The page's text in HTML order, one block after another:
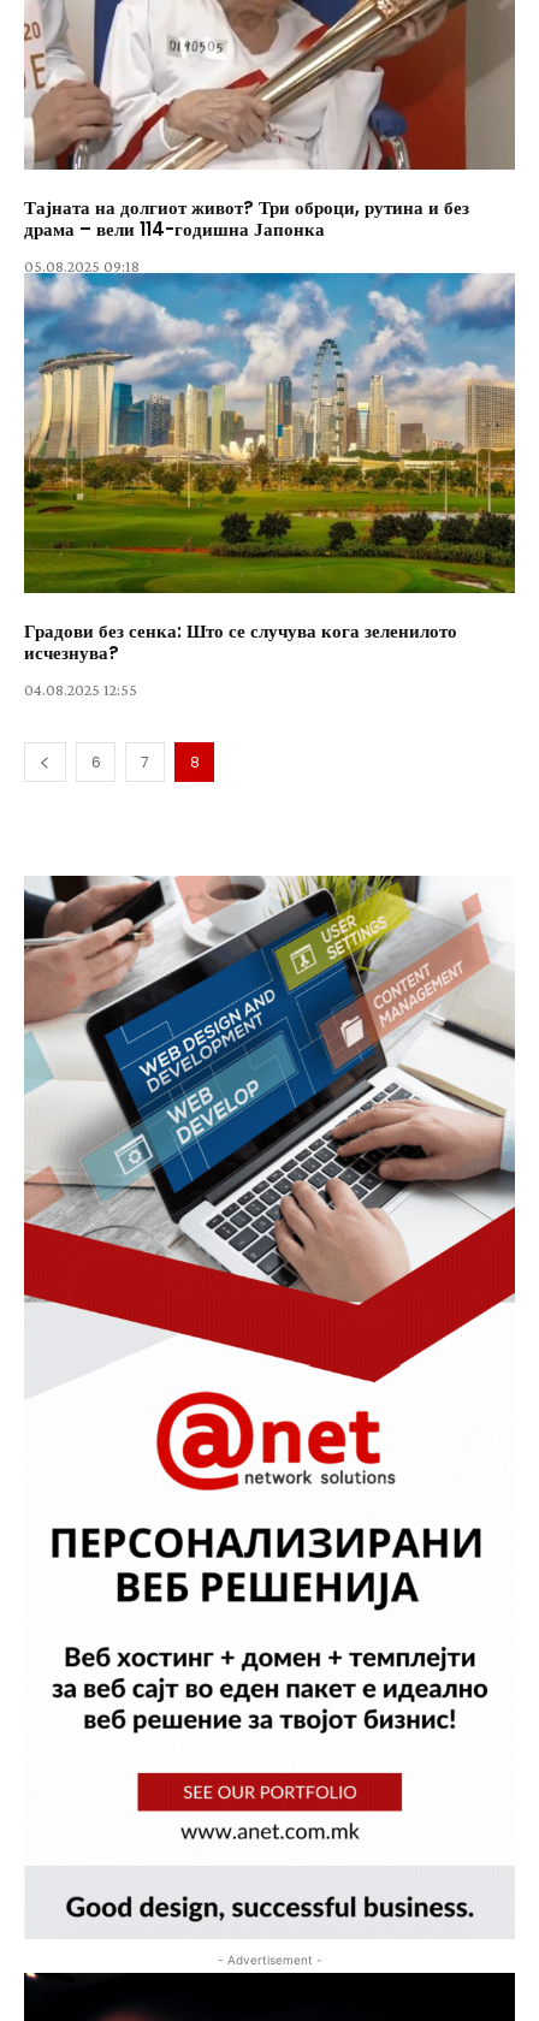
Тајната на долгиот живот? Три оброци, рутина и без
драма – вели 114-годишна Јапонка
05.08.2025 09:18
Градови без сенка: Што се случува кога зеленилото
исчезнува?
04.08.2025 12:55
6 7 8
- Advertisement -